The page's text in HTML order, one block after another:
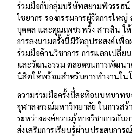
ร่วมมือกับกลุ่มบริษัทสยามพิวรรธ
ไชยากร รองกรรมการผูัจัดการให
บุคคล และคุณเพชรพริ้ง สารสิน ใ
การลงนามครั้งนี้มีวัตถุประสงค์เพื่อ
ร่วมมือด้านวิชาการ การแลกเปลี่ย
และวัฒนธรรม ตลอดจนการพัฒนา
นิสิตให้พร้อมสำหรับการทำงานใน
ความร่วมมือครั้งนี้สะท้อนบทบาท
จุฬาลงกรณ์มหาวิทยาลัย ในการสร้
ระหว่างองค์ความรู้ทางวิชาการกับ
ส่งเสริมการเรียนรู้ผ่านประสบการ